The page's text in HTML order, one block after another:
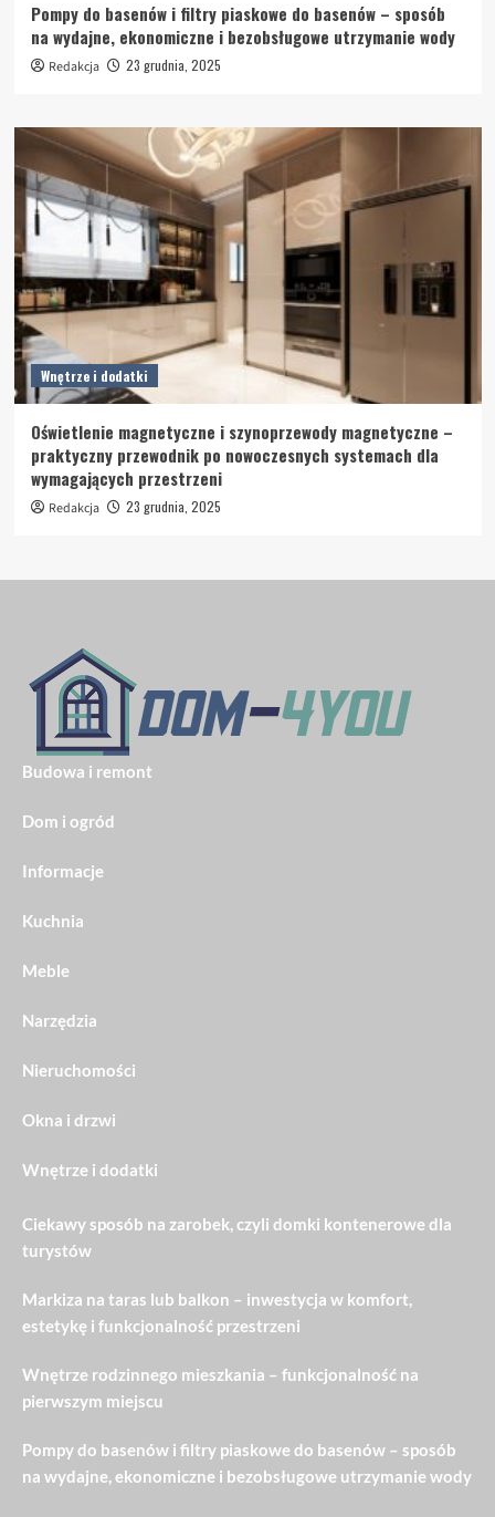
Pompy do basenów i filtry piaskowe do basenów – sposób
na wydajne, ekonomiczne i bezobsługowe utrzymanie wody
Redakcja 23 grudnia, 2025
Wnętrze i dodatki
Oświetlenie magnetyczne i szynoprzewody magnetyczne –
praktyczny przewodnik po nowoczesnych systemach dla
wymagających przestrzeni
Redakcja 23 grudnia, 2025
Budowa i remont
Dom i ogród
Informacje
Kuchnia
Meble
Narzędzia
Nieruchomości
Okna i drzwi
Wnętrze i dodatki
Ciekawy sposób na zarobek, czyli domki kontenerowe dla
turystów
Markiza na taras lub balkon – inwestycja w komfort,
estetykę i funkcjonalność przestrzeni
Wnętrze rodzinnego mieszkania – funkcjonalność na
pierwszym miejscu
Pompy do basenów i filtry piaskowe do basenów – sposób
na wydajne, ekonomiczne i bezobsługowe utrzymanie wody